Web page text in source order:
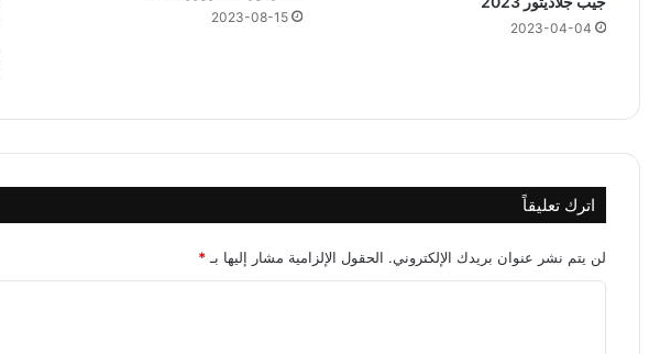
2023-04-04
2023-08-15
اترك تعليقاً
لن يتم نشر عنوان بريدك الإلكتروني. الحقول الإلزامية مشار إليها بـ*